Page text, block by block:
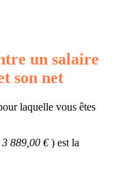
un salaire
son net
laquelle vous êtes
3 889,00 €) est la